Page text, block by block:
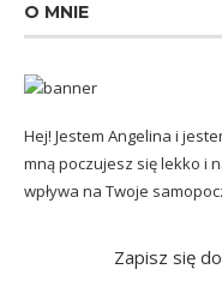
O MNIE
Hej! Jestem Angelina i
mną poczujesz się lekko i
wpływa na Twoje
Zapisz się